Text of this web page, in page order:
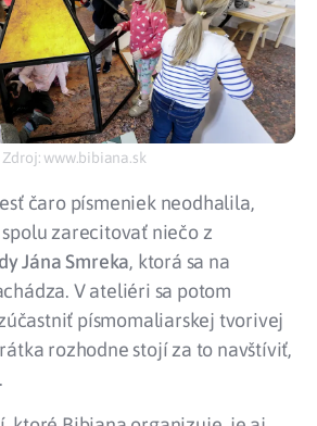
Zdroj: www.bibiana.sk
čaro písmeniek neodhalila,
zarecitovať niečo z
Jána Smreka, ktorá sa na
V ateliéri sa potom
písmomaliarskej tvorivej
rozhodne stojí za to navštíviť,